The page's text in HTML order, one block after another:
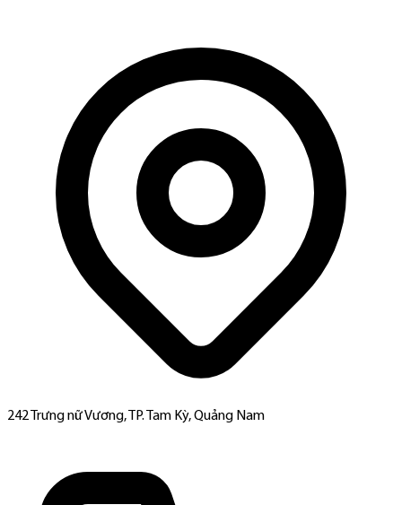
242 Trưng nữ Vương, TP. Tam Kỳ, Quảng Nam